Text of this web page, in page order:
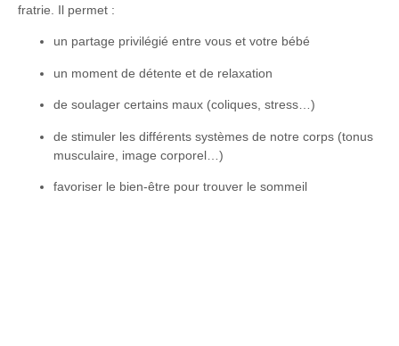
fratrie. Il permet :
un partage privilégié entre vous et votre bébé​​​
un moment de détente et de relaxation
de soulager certains maux (coliques, stress…)
de stimuler les différents systèmes de notre corps (tonus
musculaire, image corporel…)
favoriser le bien-être pour trouver le sommeil